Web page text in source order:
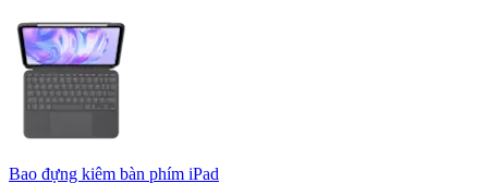
Bao đựng kiêm bàn phím iPad